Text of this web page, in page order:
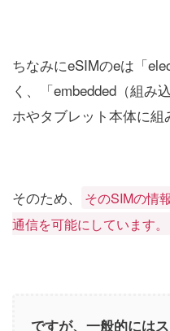
ちなみにeSIMのeは「
く、「embedded（組み
ホやタブレット本体に組
そのため、
そのSIMの情
通信を可能にしています。
ですが、一般的には